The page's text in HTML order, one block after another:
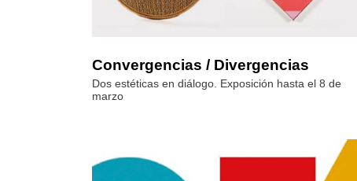
Convergencias / Divergencias
Dos estéticas en diálogo. Exposición hasta el 8 de
marzo